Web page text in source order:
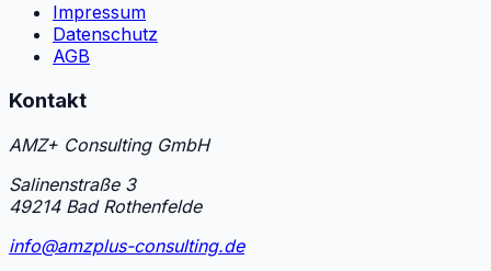
Impressum
Datenschutz
AGB
Kontakt
AMZ+ Consulting GmbH
Salinenstraße 3
49214 Bad Rothenfelde
info@amzplus-consulting.de